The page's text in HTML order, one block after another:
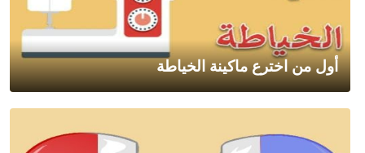
أول من اخترع ماكينة الخياطة